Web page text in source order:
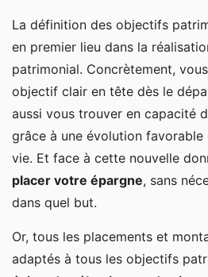
La définition des objectifs
en premier lieu dans la
patrimonial. Concrètement,
objectif clair en tête dès le
aussi vous trouver en capacité
grâce à une évolution
vie. Et face à cette nouvelle
placer votre épargne, sans
dans quel but.
Or, tous les placements et
adaptés à tous les objectifs